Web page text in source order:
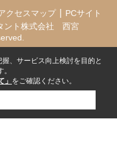
クセスマップ
PCサイト
ント株式会社 西宮
、サービス向上検討を目的と
」 をご確認ください。